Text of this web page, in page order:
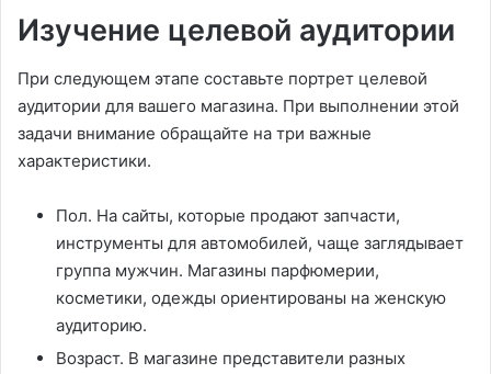
Изучение целевой аудитории
При следующем этапе составьте портрет целевой
аудитории для вашего магазина. При выполнении этой
задачи внимание обращайте на три важные
характеристики.
Пол. На сайты, которые продают запчасти,
инструменты для автомобилей, чаще заглядывает
группа мужчин. Магазины парфюмерии,
косметики, одежды ориентированы на женскую
аудиторию.
Возраст. В магазине представители разных